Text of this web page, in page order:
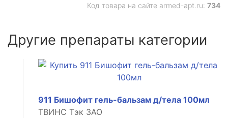
Код товара на сайте armed-apt.ru: 734
Другие препараты категории
911 Бишофит гель-бальзам д/тела 100мл
ТВИНС Тэк ЗАО